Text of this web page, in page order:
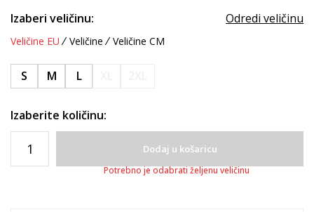
Izaberi veličinu: Odredi veličinu
Veličine EU Veličine Veličine CM
S M L
Izaberite količinu:
Dodaj u košaricu
Potrebno je odabrati željenu veličinu